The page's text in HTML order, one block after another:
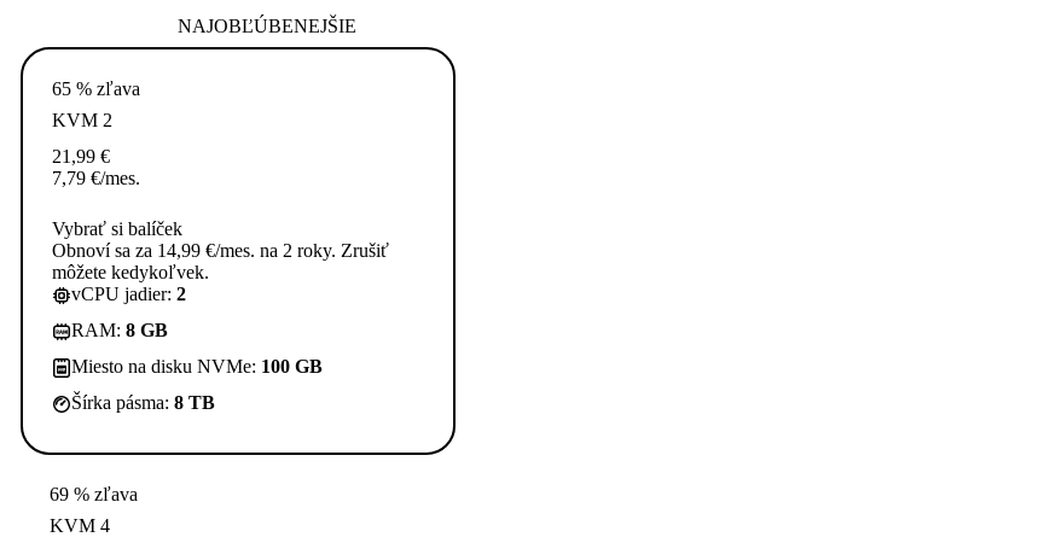
NAJOBĽÚBENEJŠIE
65 % zľava
KVM 2
21,99 €
7,79 €/mes.
Vybrať si balíček
Obnoví sa za 14,99 €/mes. na 2 roky. Zrušiť
môžete kedykoľvek.
vCPU jadier: 2
RAM: 8 GB
Miesto na disku NVMe: 100 GB
Šírka pásma: 8 TB
69 % zľava
KVM 4